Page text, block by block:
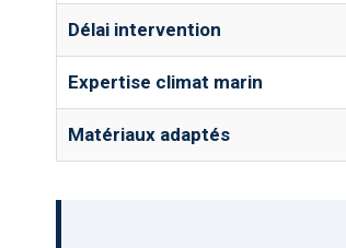
Délai intervention
Expertise climat marin
Matériaux adaptés